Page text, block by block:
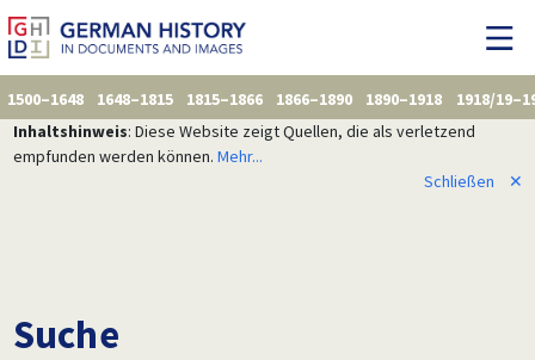
1500–1648 1648–1815 1815–1866 1866–1890 1890–1918
1918/
Inhaltshinweis: Diese Website zeigt Quellen, die als verletzend
empfunden werden können. Mehr...
Schließen
✕
Suche